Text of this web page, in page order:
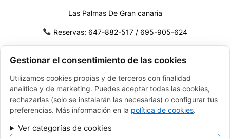
Las Palmas De Gran canaria
Reservas: 647-882-517 / 695-905-624
FINANCIADO POR LA UNIÓN EUROPEA CON EL PROGRAMA
KIT DIGITAL POR LOS FONDOS NEXT GENERATION (EU) DEL
MECANISMO DE RECUPERACIÓN Y RESILENCIA
Gestionar el consentimiento de las cookies
Utilizamos cookies propias y de terceros con finalidad
analítica y de marketing. Puedes aceptar todas las cookies,
rechazarlas (solo se instalarán las necesarias) o configurar tus
preferencias. Más información en la política de cookies.
Ver categorías de cookies